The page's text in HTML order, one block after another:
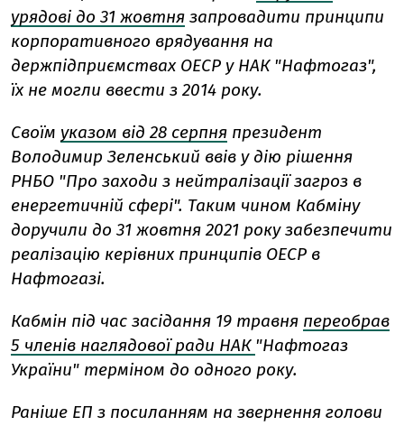
урядові до 31 жовтня запровадити принципи
корпоративного врядування на
держпідприємствах ОЕСР у НАК "Нафтогаз",
їх не могли ввести з 2014 року.
Своїм указом від 28 серпня президент
Володимир Зеленський ввів у дію рішення
РНБО "Про заходи з нейтралізації загроз в
енергетичній сфері". Таким чином Кабміну
доручили до 31 жовтня 2021 року забезпечити
реалізацію керівних принципів ОЕСР в
Нафтогазі.
Кабмін під час засідання 19 травня переобрав
5 членів наглядової ради НАК "Нафтогаз
України" терміном до одного року.
Раніше ЕП з посиланням на звернення голови